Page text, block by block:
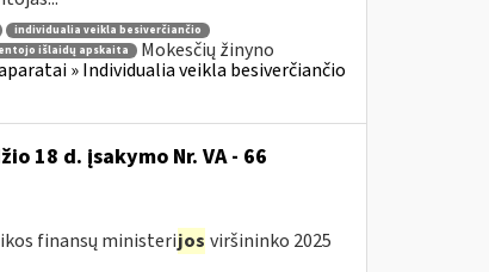
individualia veikla besiverčiančio
išlaidų apskaita
Mokesčių žinyno
» Individualia veikla besiverčiančio
18 d. įsakymo Nr. VA - 66
finansų ministerijos viršininko 2025